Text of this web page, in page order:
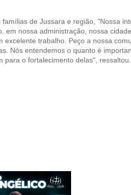
de Jussara e região, "Nossa
em nossa administração, nossa
trabalho. Peço a nossa
Nós entendemos o quanto é
o fortalecimento delas", ressaltou.